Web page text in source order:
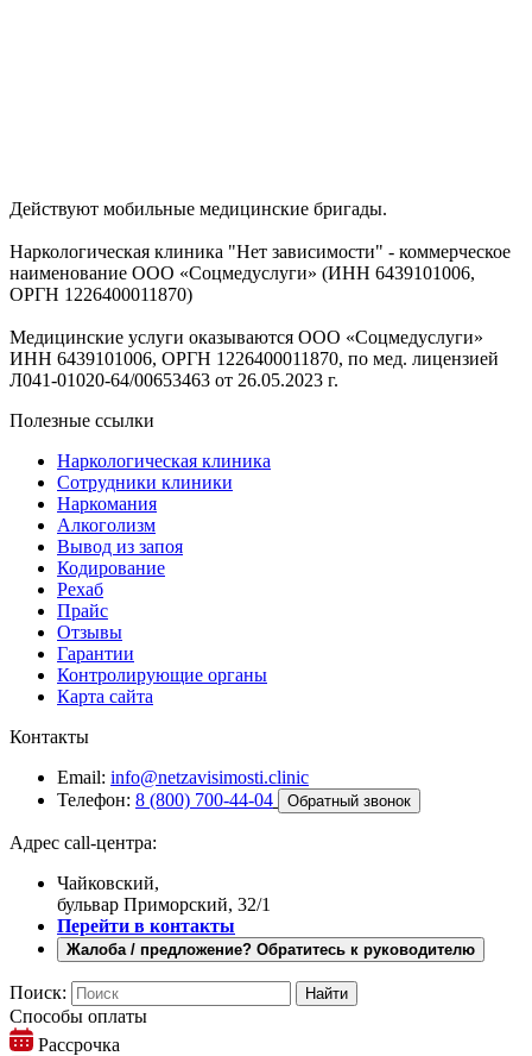
Действуют мобильные медицинские бригады.
Наркологическая клиника "Нет зависимости" - коммерческое
наименование ООО «Соцмедуслуги» (ИНН 6439101006,
ОРГН 1226400011870)
Медицинские услуги оказываются ООО «Соцмедуслуги»
ИНН 6439101006, ОРГН 1226400011870, по мед. лицензией
Л041-01020-64/00653463 от 26.05.2023 г.
Полезные ссылки
Наркологическая клиника
Сотрудники клиники
Наркомания
Алкоголизм
Вывод из запоя
Кодирование
Рехаб
Прайс
Отзывы
Гарантии
Контролирующие органы
Карта сайта
Контакты
Email: info@netzavisimosti.clinic
Телефон: 8 (800) 700-44-04 Обратный звонок
Адрес call-центра:
Чайковский,
бульвар Приморский, 32/1
Перейти в контакты
Жалоба / предложение? Обратитесь к руководителю
Поиск:
Способы оплаты
Рассрочка